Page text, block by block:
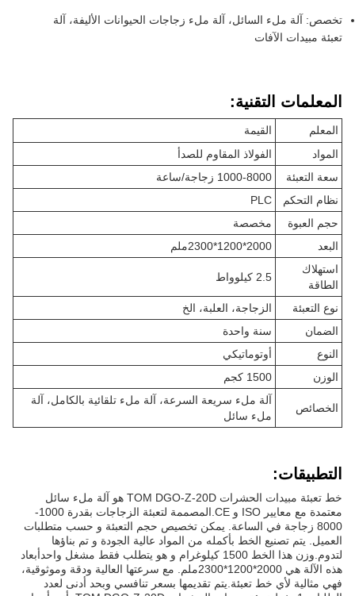
تخصص: آلة ملء السائل، آلة ملء زجاجات الحيوانات الأليفة، آلة
تعبئة مبيدات الآفات
المعلمات التقنية:
المعلم
القيمة
المواد
الفولاذ المقاوم للصدأ
سعة التعبئة
1000-8000 زجاجة/ساعة
نظام التحكم
PLC
حجم العبوة
مخصصة
البعد
2000*1200*2300ملم
استهلاك
الطاقة
2.5 كيلوواط
نوع التعبئة
الزجاجة، العلبة، الخ
الضمان
سنة واحدة
النوع
أوتوماتيكي
الوزن
1500 كجم
الخصائص
آلة ملء سريعة السرعة، آلة ملء تلقائية بالكامل، آلة
ملء سائل
التطبيقات:
خط تعبئة مبيدات الحشرات TOM DGO-Z-20D هو آلة ملء سائل
معتمدة مع معايير ISO و CE.المصممة لتعبئة الزجاجات بقدرة 1000-
8000 زجاجة في الساعة. يمكن تخصيص حجم التعبئة و حسب متطلبات
العميل. يتم تصنيع الخط بأكمله من المواد عالية الجودة و تم بناؤها
لتدوم.وزن هذا الخط 1500 كيلوغرام و هو يتطلب فقط مشغل واحدأبعاد
هذه الآلة هي 2000*1200*2300ملم. مع سرعتها العالية ودقة وموثوقية،
فهي مثالية لأي خط تعبئة.يتم تقديمها بسعر تنافسي وبحد أدنى لعدد